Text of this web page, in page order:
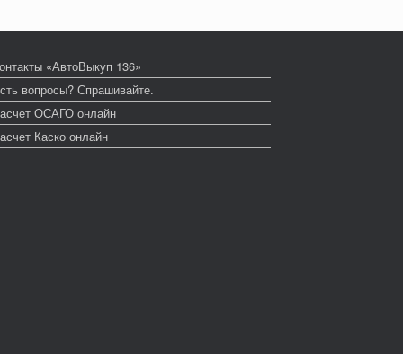
«АвтоВыкуп 136»
вопросы? Спрашивайте.
ОСАГО онлайн
Каско онлайн